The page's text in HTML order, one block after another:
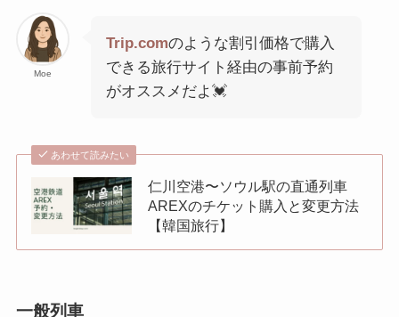
Moe
Trip.comのような割引価格で購入
できる旅行サイト経由の事前予約
がオススメだよ💓
あわせて読みたい
仁川空港〜ソウル駅の直通列車
AREXのチケット購入と変更方法
【韓国旅行】
一般列車